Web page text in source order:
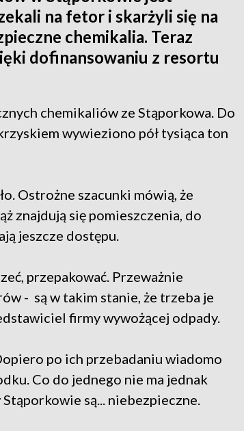
na fetor i skarżyli się na
chemikalia. Teraz
dofinansowaniu z resortu
chemikaliów ze Stąporkowa. Do
wywieziono pół tysiąca ton
Ostrożne szacunki mówią, że
znajdują się pomieszczenia, do
jeszcze dostępu.
przepakować. Przeważnie
- są w takim stanie, że trzeba je
firmy wywożącej odpady.
po ich przebadaniu wiadomo
Co do jednego nie ma jednak
są... niebezpieczne.